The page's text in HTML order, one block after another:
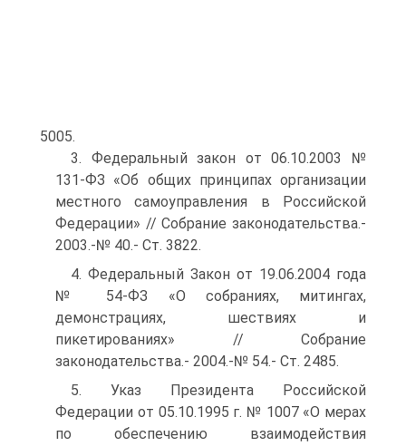
5005.
3. Федеральный закон от 06.10.2003 №
131-ФЗ «Об общих принципах организации
местного самоуправления в Российской
Федерации» // Собрание законодательства.-
2003.-№ 40.- Ст. 3822.
4. Федеральный Закон от 19.06.2004 года
№ 54-ФЗ «О собраниях, митингах,
демонстрациях, шествиях и
пикетированиях» // Собрание
законодательства.- 2004.-№ 54.- Ст. 2485.
5. Указ Президента Российской
Федерации от 05.10.1995 г. № 1007 «О мерах
по обеспечению взаимодействия